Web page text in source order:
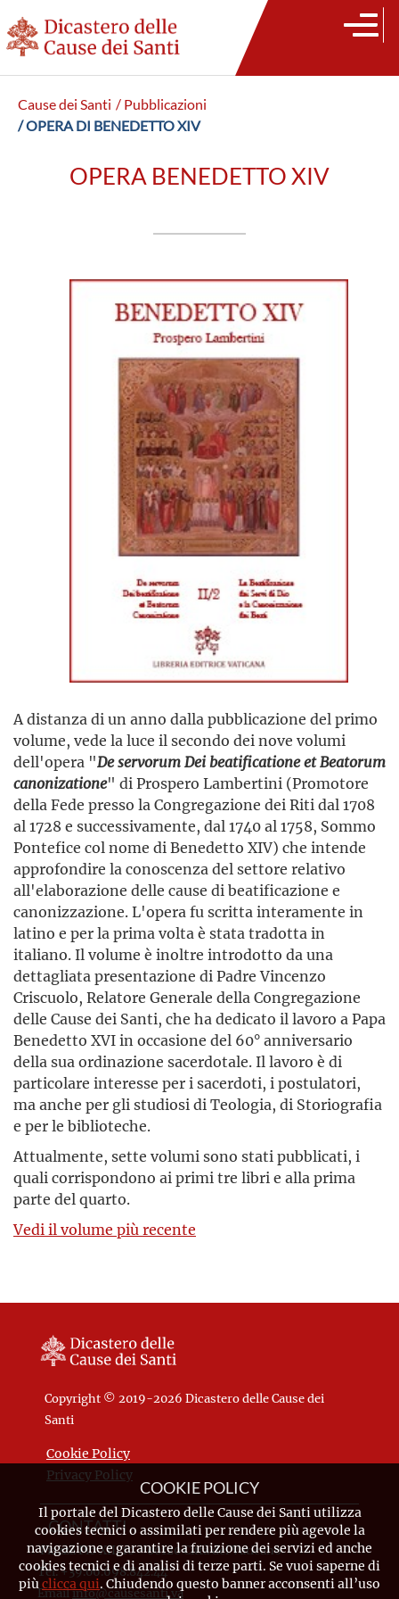
Cause dei Santi / Pubblicazioni
/ OPERA DI BENEDETTO XIV
OPERA BENEDETTO XIV
A distanza di un anno dalla pubblicazione del primo
volume, vede la luce il secondo dei nove volumi
dell'opera "De servorum Dei beatificatione et Beatorum
canonizatione" di Prospero Lambertini (Promotore
della Fede presso la Congregazione dei Riti dal 1708
al 1728 e successivamente, dal 1740 al 1758, Sommo
Pontefice col nome di Benedetto XIV) che intende
approfondire la conoscenza del settore relativo
all'elaborazione delle cause di beatificazione e
canonizzazione. L'opera fu scritta interamente in
latino e per la prima volta è stata tradotta in
italiano. Il volume è inoltre introdotto da una
dettagliata presentazione di Padre Vincenzo
Criscuolo, Relatore Generale della Congregazione
delle Cause dei Santi, che ha dedicato il lavoro a Papa
Benedetto XVI in occasione del 60° anniversario
della sua ordinazione sacerdotale. Il lavoro è di
particolare interesse per i sacerdoti, i postulatori,
ma anche per gli studiosi di Teologia, di Storiografia
e per le biblioteche.
Attualmente, sette volumi sono stati pubblicati, i
quali corrispondono ai primi tre libri e alla prima
parte del quarto.
Vedi il volume più recente
Copyright © 2019-2026 Dicastero delle Cause dei
Santi
Cookie Policy
Privacy Policy
CONTATTI
Piazza Pio XII, 10 - 00120 Città del Vaticano
Tel. +39.06.698.842.44
Emailinfo@causesanti.va
COOKIE POLICY
Il portale del Dicastero delle Cause dei Santi utilizza
cookies tecnici o assimilati per rendere più agevole la
navigazione e garantire la fruizione dei servizi ed anche
cookies tecnici e di analisi di terze parti. Se vuoi saperne di
piùclicca qui. Chiudendo questo banner acconsenti all’uso